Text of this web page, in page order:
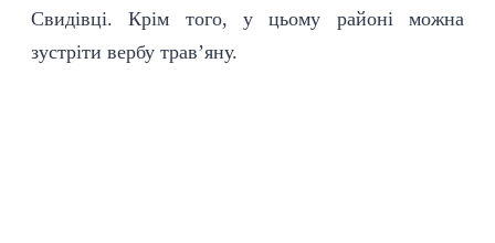
Свидівці. Крім того, у цьому районі можна
зустріти вербу трав’яну.